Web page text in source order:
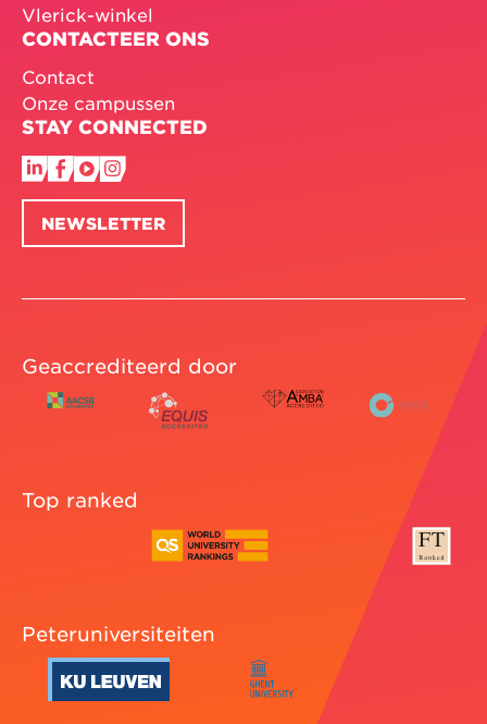
Vlerick-winkel
CONTACTEER ONS
Contact
Onze campussen
STAY CONNECTED
NEWSLETTER
Geaccrediteerd door
Top ranked
Peteruniversiteiten